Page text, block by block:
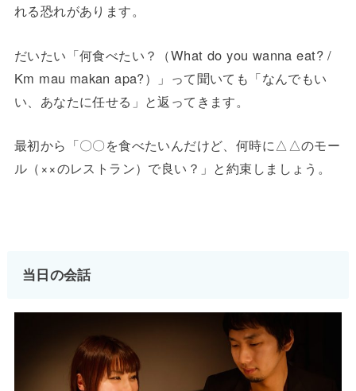
れる恐れがあります。
だいたい「何食べたい？（What do you wanna eat? /
Km mau makan apa?）」って聞いても「なんでもい
い、あなたに任せる」と返ってきます。
最初から「〇〇を食べたいんだけど、何時に△△のモー
ル（××のレストラン）で良い？」と約束しましょう。
当日の会話